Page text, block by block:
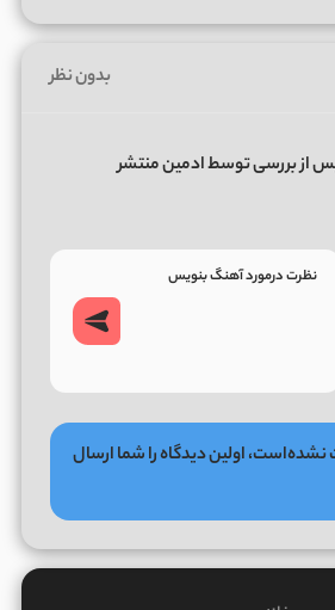
بدون نظر
از بررسی توسط ادمین منتشر
اولین دیدگاه را شما ارسال